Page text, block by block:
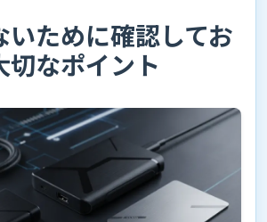
いために確認してお
切なポイント